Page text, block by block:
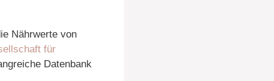
Nährwerte von
für
Datenbank